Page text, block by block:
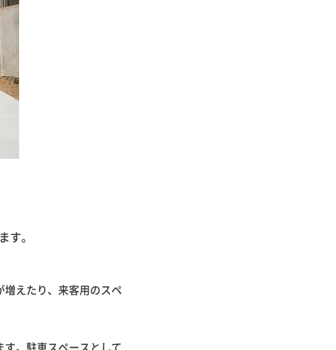
。
えたり、来客用のスペ
。駐車スペースとして